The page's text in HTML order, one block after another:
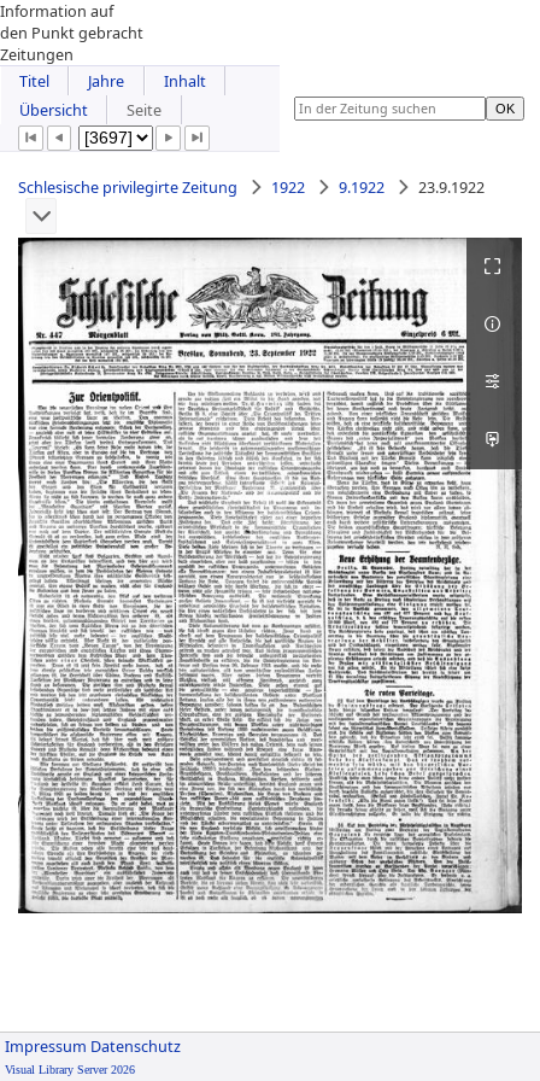
Information auf
den Punkt gebracht
Zeitungen
Titel
Jahre
Inhalt
Übersicht
Seite
Schlesische privilegirte Zeitung 1922 9.1922 23.9.1922
Impressum Datenschutz
Visual Library Server 2026